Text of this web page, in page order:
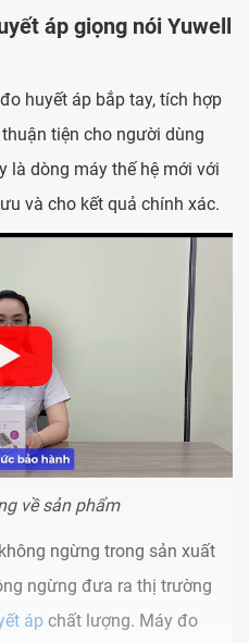
áp giọng nói Yuwell
huyết áp bắp tay, tích hợp
tiện cho người dùng
là dòng máy thế hệ mới với
và cho kết quả chính xác.
về sản phẩm
ngừng trong sản xuất
ngừng đưa ra thị trường
áp chất lượng. Máy đo